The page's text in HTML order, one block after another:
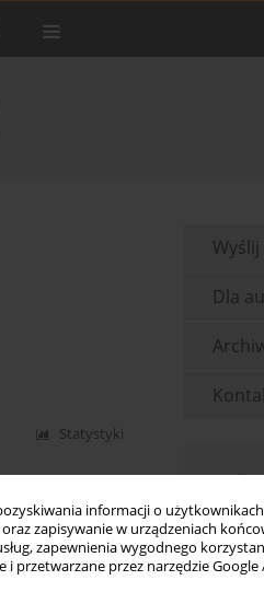
informacji o
zapisywanie w urządzeniach
zapewnienia wygodnego
i przetwarzane przez narzędzie Google
Statystyki
Dla
Auto-